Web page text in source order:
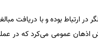
در ارتباط بوده و با دریافت
اذهان عمومی می‌کرد که در